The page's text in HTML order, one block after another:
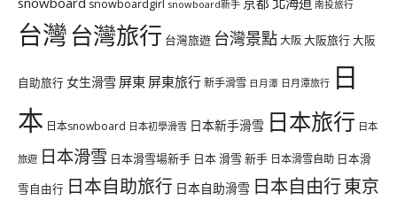
snowboardgirl snowboard新手 南投旅行
台灣台灣旅行 台灣旅遊 台灣景點大阪大阪旅行大阪
自助旅行 女生滑雪 屏東 屏東旅行新手滑雪 日月潭 日月潭旅行 日
本 日本snowboard 日本初學滑雪 日本新手滑雪 日本旅行 日本
旅遊 日本滑雪 日本滑雪場新手 日本 滑雪 新手 日本滑雪自助 日本滑
雪自由行 日本自助旅行 日本自助滑雪 日本自由行東京